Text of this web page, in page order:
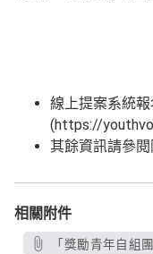
線上提案系統
(https://
其餘資訊請參閱
相關附件
「獎勵青年自組